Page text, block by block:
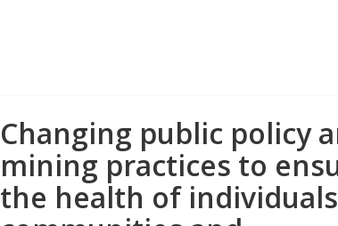
Changing public policy
mining practices to
the health of